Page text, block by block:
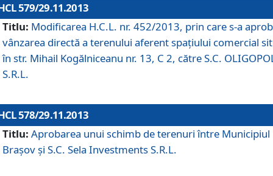
579/29.11.2013
Titlu: Modificarea H.C.L. nr. 452/2013, prin care s-a
vânzarea directă a terenului aferent spaţiului comercial
în str. Mihail Kogălniceanu nr. 13, C 2, către S.C.
S.R.L.
578/29.11.2013
Titlu: Aprobarea unui schimb de terenuri între Municipiul
Braşov şi S.C. Sela Investments S.R.L.